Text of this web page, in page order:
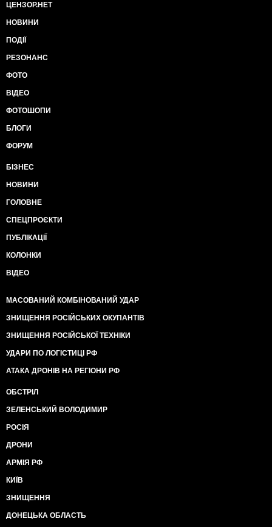
ЦЕНЗОР.НЕТ
НОВИНИ
ПОДІЇ
РЕЗОНАНС
ФОТО
ВІДЕО
ФОТОШОПИ
БЛОГИ
ФОРУМ
БІЗНЕС
НОВИНИ
ГОЛОВНЕ
СПЕЦПРОЄКТИ
ПУБЛІКАЦІЇ
КОЛОНКИ
ВІДЕО
МАСОВАНИЙ КОМБІНОВАНИЙ УДАР
ЗНИЩЕННЯ РОСІЙСЬКИХ ОКУПАНТІВ
ЗНИЩЕННЯ РОСІЙСЬКОЇ ТЕХНІКИ
УДАРИ ПО ЛОГІСТИЦІ РФ
АТАКА ДРОНІВ НА РЕГІОНИ РФ
ОБСТРІЛ
ЗЕЛЕНСЬКИЙ ВОЛОДИМИР
РОСІЯ
ДРОНИ
АРМІЯ РФ
КИЇВ
ЗНИЩЕННЯ
ДОНЕЦЬКА ОБЛАСТЬ